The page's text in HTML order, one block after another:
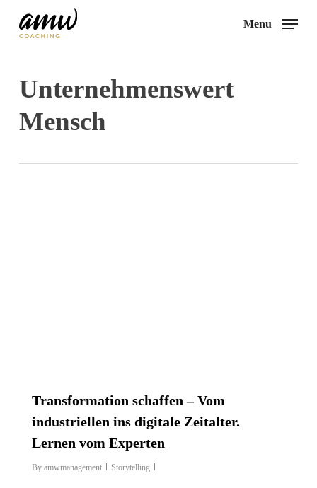
content
Menu
Unternehmenswert
Mensch
Transformation schaffen – Vom
industriellen ins digitale Zeitalter.
Lernen vom Experten
By amwmanagement Storytelling